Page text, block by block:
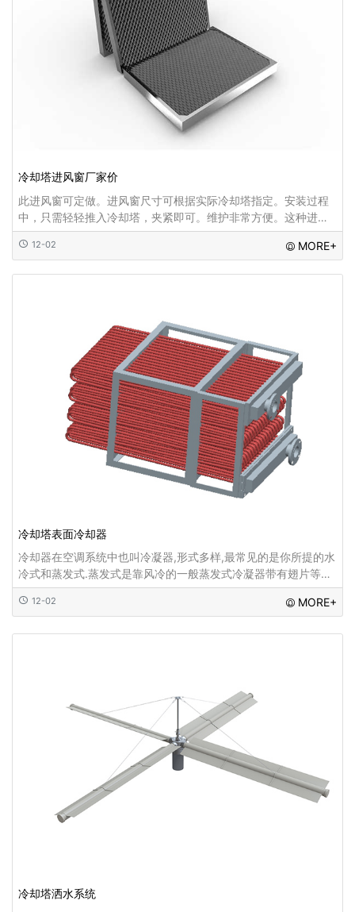
冷却塔进风窗厂家价
此进风窗可定做。进风窗尺寸可根据实际冷却塔指定。安装过程
中，只需轻轻推入冷却塔，夹紧即可。维护非常方便。这种进风
窗的另一个优点是，阳光不能直接照射冷却塔的水塔盘，所以冷
却塔的循环水或喷淋水不会滋生青苔...
12-02 MORE+
冷却塔表面冷却器
冷却器在空调系统中也叫冷凝器,形式多样,最常见的是你所提的水
冷式和蒸发式.蒸发式是靠风冷的一般蒸发式冷凝器带有翅片等增
大表面积,比较容易辨认.水冷式一般为壳管式,壳内走管,管内与管
外分别是冷却水与冷冻水,冷却
12-02 MORE+
冷却塔洒水系统